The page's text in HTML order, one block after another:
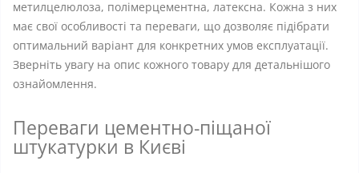
метилцелюлоза, полімерцементна, латексна. Кожна з них
має свої особливості та переваги, що дозволяє підібрати
оптимальний варіант для конкретних умов експлуатації.
Зверніть увагу на опис кожного товару для детальнішого
ознайомлення.
Переваги цементно-піщаної
штукатурки в Києві